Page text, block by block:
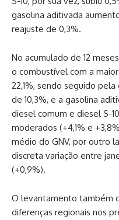
gasolina aditivada
reajuste de 0,3%.
No acumulado de 12
o combustível com a
22,1%, sendo seguido
de 10,3%, e a gasolina
diesel comum e diesel S-
moderados (+4,1% e
médio do GNV, por outro
discreta variação entre
(+0,9%).
O levantamento também
diferenças regionais nos